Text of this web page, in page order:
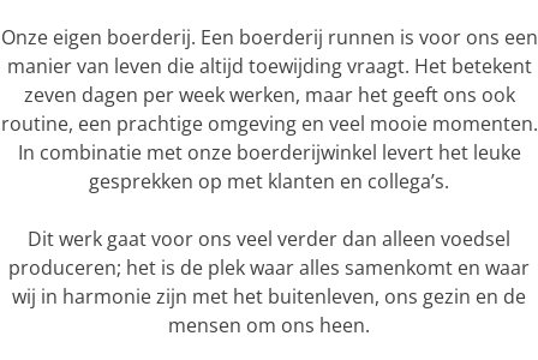
Onze eigen boerderij. Een boerderij runnen is voor ons een
manier van leven die altijd toewijding vraagt. Het betekent
zeven dagen per week werken, maar het geeft ons ook
routine, een prachtige omgeving en veel mooie momenten.
In combinatie met onze boerderijwinkel levert het leuke
gesprekken op met klanten en collega’s.
Dit werk gaat voor ons veel verder dan alleen voedsel
produceren; het is de plek waar alles samenkomt en waar
wij in harmonie zijn met het buitenleven, ons gezin en de
mensen om ons heen.